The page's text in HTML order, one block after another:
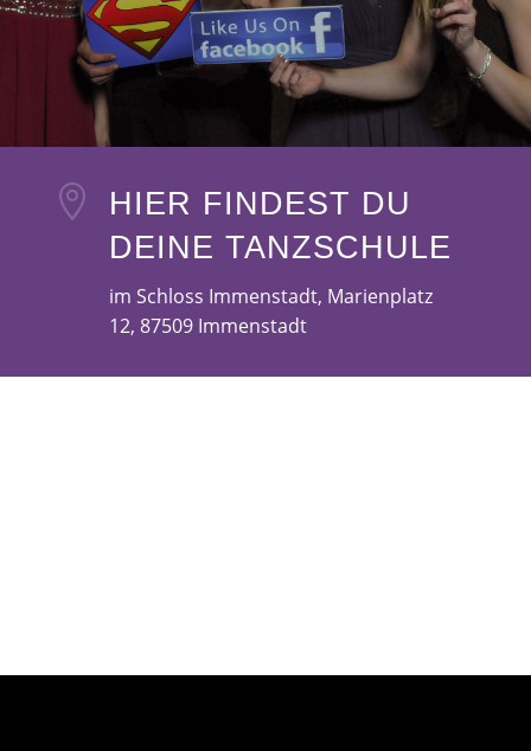

HIER FINDEST DU
DEINE TANZSCHULE
im Schloss Immenstadt, Marienplatz
12, 87509 Immenstadt